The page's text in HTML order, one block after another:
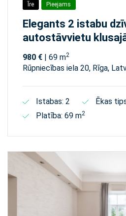
Īre Pieejams
Elegants 2 istabu
autostāvvietu
980 € | 69 m2
Rūpniecības iela 20, Rīga,
Istabas: 2
Ēkas
Platība: 69 m2